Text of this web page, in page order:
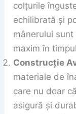
colțurile
echilibrată și
mânerului
maxim în
Construcție
materiale de
care nu doar
asigură și